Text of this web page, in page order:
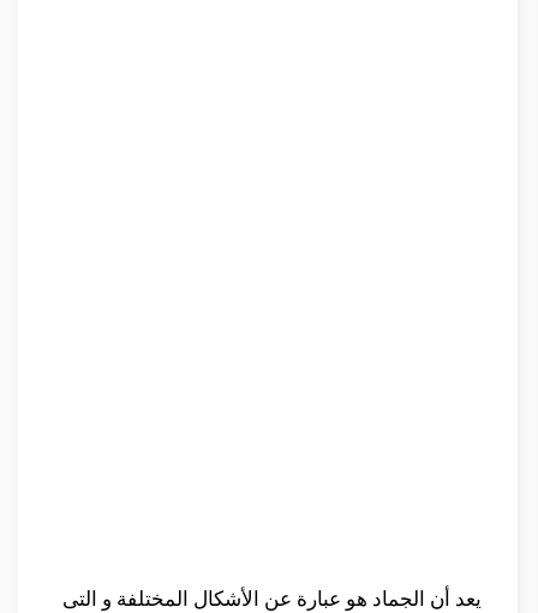
يعد أن الجماد هو عبارة عن الأشكال المختلفة و التى